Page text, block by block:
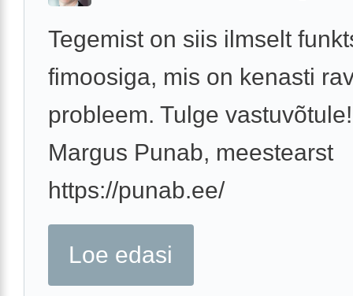
Tegemist on siis ilmselt
fimoosiga, mis on kenasti
probleem. Tulge vastuvõtule!
Margus Punab, meestearst
https://punab.ee/
Loe edasi